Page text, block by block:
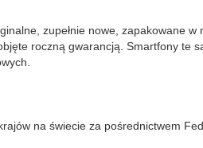
zupełnie nowe, zapakowane w
roczną gwarancją. Smartfony te
na świecie za pośrednictwem